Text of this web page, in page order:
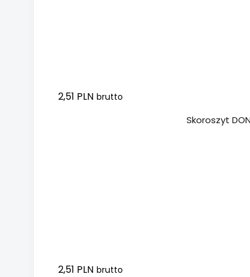
2,51 PLN brutto
Skoroszyt
2,51 PLN brutto